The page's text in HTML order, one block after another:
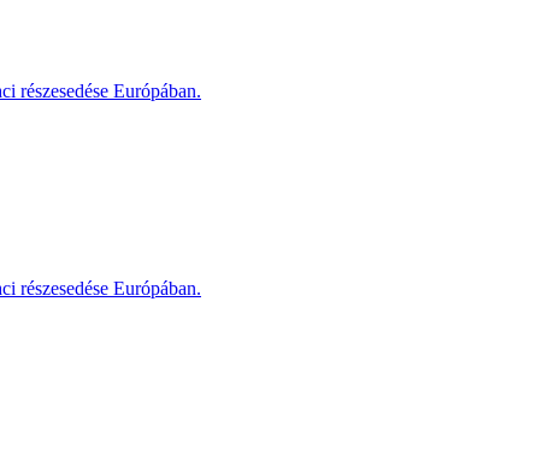
részesedése Európában.
részesedése Európában.